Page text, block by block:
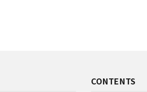
CONTENTS